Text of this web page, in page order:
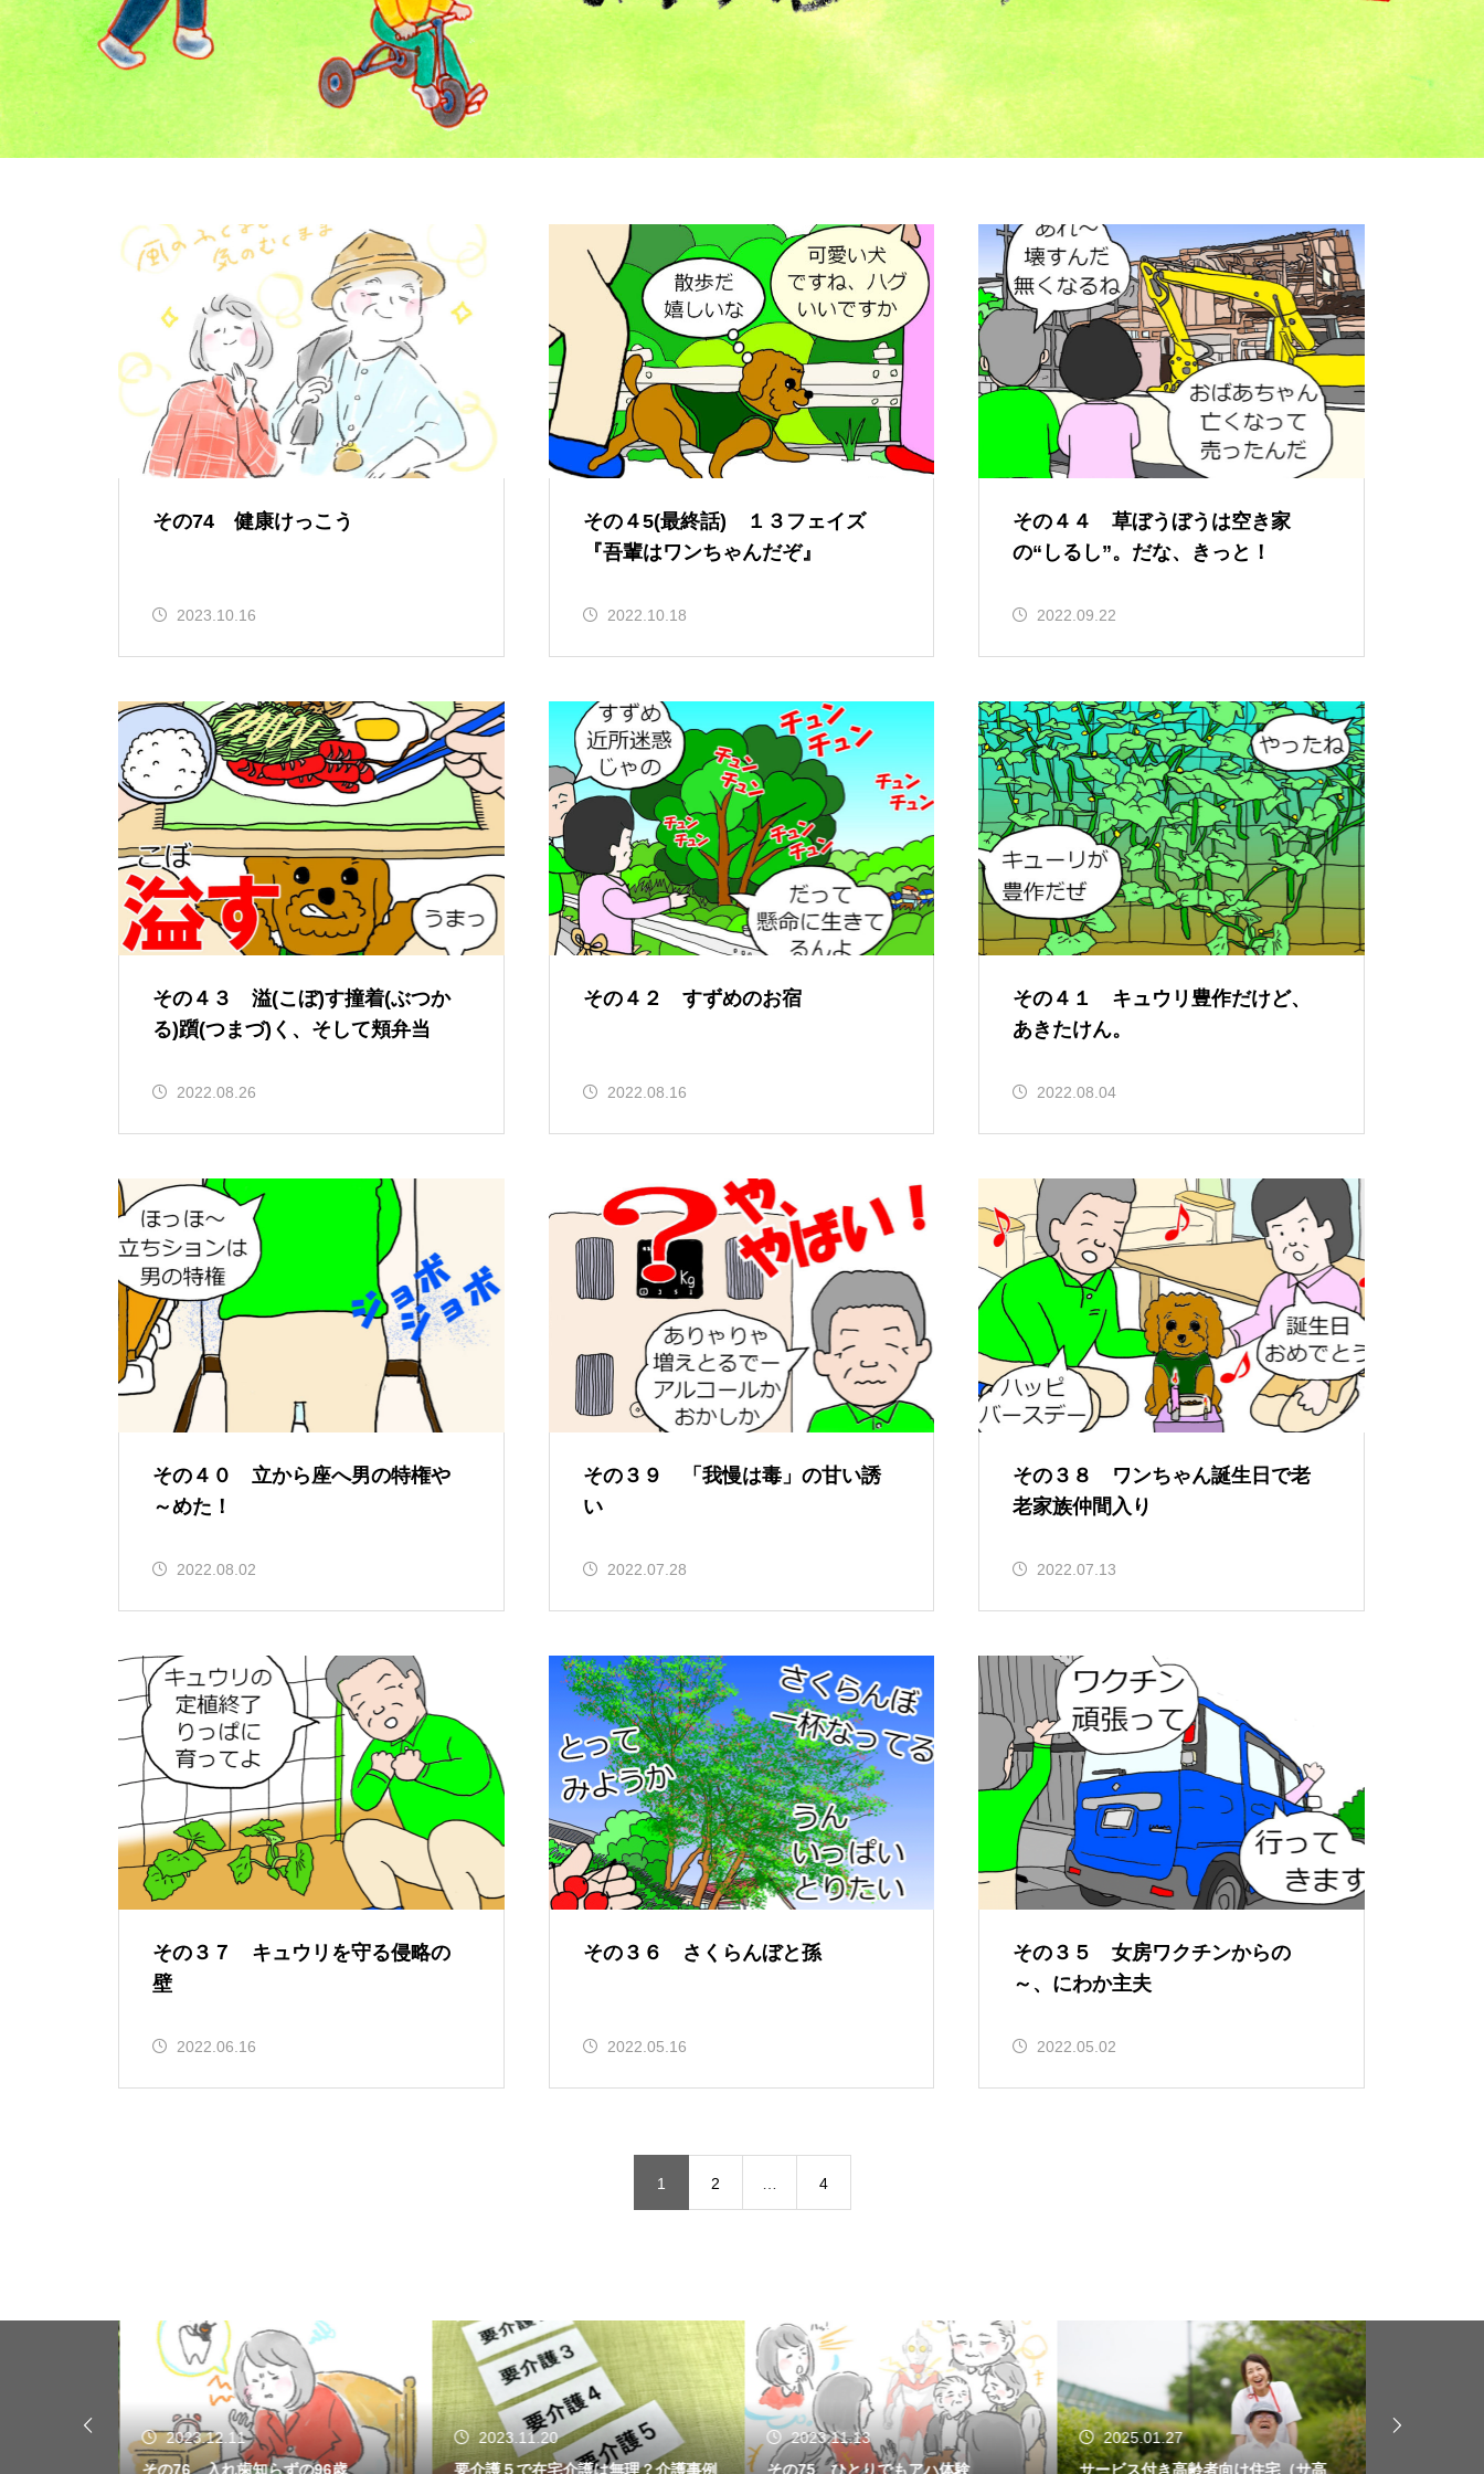
その74 健康けっこう
2023.10.16
その４5(最終話) １３フェイズ
『吾輩はワンちゃんだぞ』
2022.10.18
その４４ 草ぼうぼうは空き家
の“しるし”。だな、きっと！
2022.09.22
その４３ 溢(こぼ)す撞着(ぶつか
る)躓(つまづ)く、そして頬弁当
2022.08.26
その４２ すずめのお宿
2022.08.16
その４１ キュウリ豊作だけど、
あきたけん。
2022.08.04
その４０ 立から座へ男の特権や
～めた！
2022.08.02
その３９ 「我慢は毒」の甘い誘
い
2022.07.28
その３８ ワンちゃん誕生日で老
老家族仲間入り
2022.07.13
その３７ キュウリを守る侵略の
壁
2022.06.16
その３６ さくらんぼと孫
2022.05.16
その３５ 女房ワクチンからの
～、にわか主夫
2022.05.02
1 2 4
2023.12.11
その76 入れ歯知らずの96歳
2023.11.20
要介護５で在宅介護は無理？介護事例
2023.11.13
その75 ひとりでもアハ体験
2025.01.27
サービス付き高齢者向け住宅（サ高